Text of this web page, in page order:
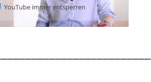
YouTube immer entsperren